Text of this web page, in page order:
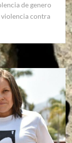
de genero
violencia contra